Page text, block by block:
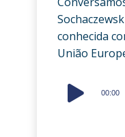
conhecida
União
Audio
Player
00:00